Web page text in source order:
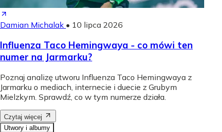
Damian Michalak • 10 lipca 2026
Influenza Taco Hemingwaya - co mówi ten
numer na Jarmarku?
Poznaj analizę utworu Influenza Taco Hemingwaya z
Jarmarku o mediach, internecie i duecie z Grubym
Mielzkym. Sprawdź, co w tym numerze działa.
Czytaj więcej
Utwory i albumy